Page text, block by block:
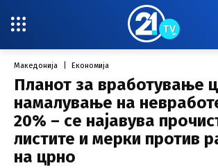
Македонија Економија
Планот за вработување
намалување на
20% – се најавува
листите и мерки против
на црно